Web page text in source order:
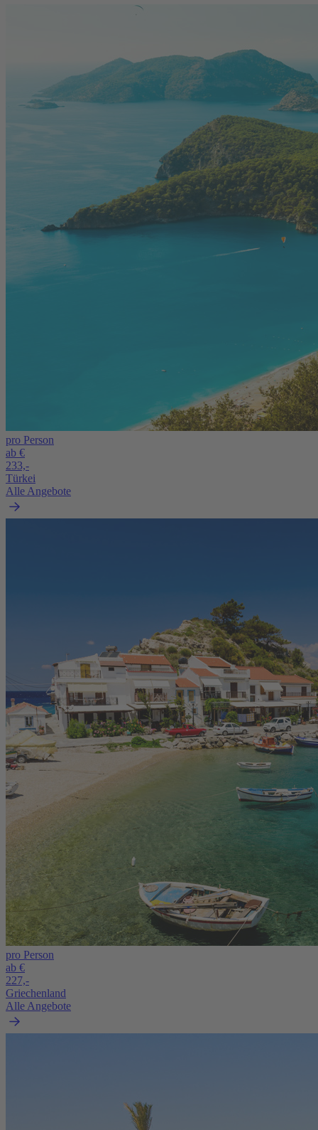
pro Person
ab €
233,-
Türkei
Alle Angebote
pro Person
ab €
227,-
Griechenland
Alle Angebote